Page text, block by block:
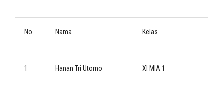
No Nama Kelas
1 Hanan Tri Utomo XI MIA 1